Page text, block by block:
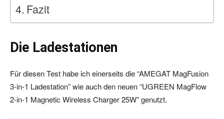
Fazit
Die Ladestationen
Für diesen Test habe ich einerseits die “AMEGAT MagFusion
3‑in‑1 Ladestation” wie auch den neuen “UGREEN MagFlow
2‑in‑1 Magnetic Wireless Charger 25W” genutzt.